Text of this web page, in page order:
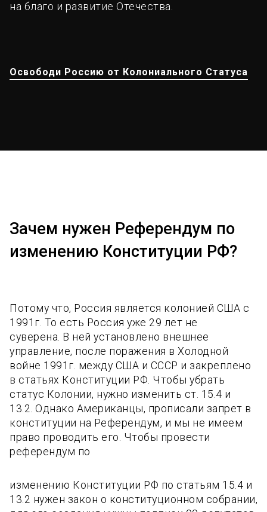
на благо и развитие Отечества.
Освободи Россию от Колониального Статуса
Зачем нужен Референдум по
изменению Конституции РФ?
Потому что, Россия является колонией США с
1991г. То есть Россия уже 29 лет не
суверена. В ней установлено внешнее
управление, после поражения в Холодной
войне 1991г. между США и СССР и закреплено
в статьях Конституции РФ. Чтобы убрать
статус Колонии, нужно изменить ст. 15.4 и
13.2. Однако Американцы, прописали запрет в
конституции на Референдум, и мы не имеем
право проводить его. Чтобы провести
референдум по
изменению Конституции РФ по статьям 15.4 и
13.2 нужен закон о конституционном собрании,